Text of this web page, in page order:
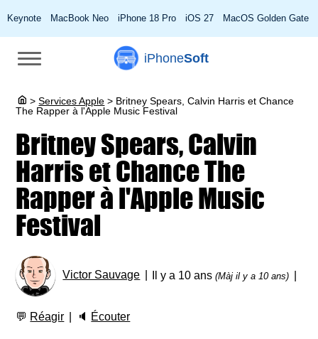
Keynote MacBook Neo iPhone 18 Pro iOS 27 MacOS Golden Gate
iPhoneSoft
> Services Apple > Britney Spears, Calvin Harris et Chance
The Rapper à l'Apple Music Festival
Britney Spears, Calvin
Harris et Chance The
Rapper à l'Apple Music
Festival
Victor Sauvage Il y a 10 ans(Màj il y a 10 ans)
💬 Réagir 🔈 Écouter